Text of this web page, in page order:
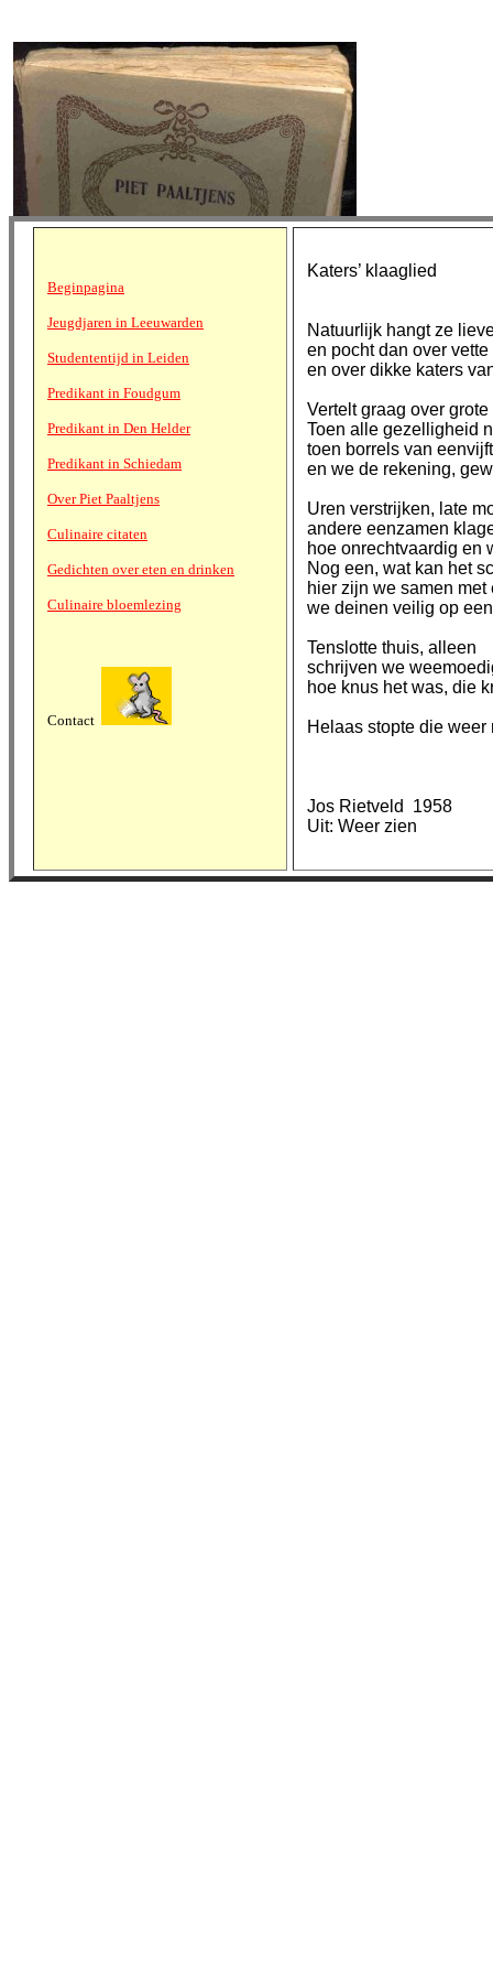
Beginpagina
Jeugdjaren in Leeuwarden
Studententijd in Leiden
Predikant in Foudgum
Predikant in Den Helder
Predikant in Schiedam
Over Piet Paaltjens
Culinaire citaten
Gedichten over eten en drinken
Culinaire bloemlezing
Contact
Katers’ klaaglied
Natuurlijk hangt ze
en pocht dan over
en over dikke katers
Vertelt graag over
Toen alle gezelligheid
toen borrels van
en we de rekening,
Uren verstrijken, late
andere eenzamen
hoe onrechtvaardig en
Nog een, wat kan het
hier zijn we samen met
we deinen veilig op
Tenslotte thuis, alleen
schrijven we
hoe knus het was, die
Helaas stopte die
Jos Rietveld 1958
Uit: Weer zien